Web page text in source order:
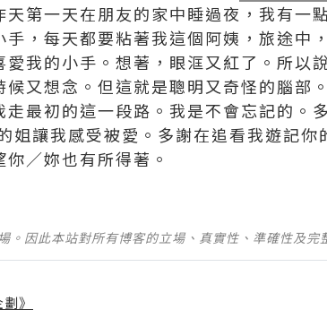
第一天在朋友的家中睡過夜，我有一
，每天都要粘著我這個阿姨，旅途中
我的小手。想著，眼洭又紅了。所以
又想念。但這就是聰明又奇怪的腦部
最初的這一段路。我是不會忘記的。
姐讓我感受被愛。多謝在追看我遊記你
／妳也有所得著。
因此本站對所有博客的立場、真實性、準確性及完
》